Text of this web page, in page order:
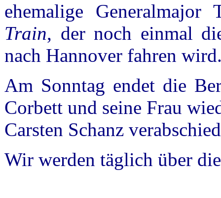
ehemalige
Train, der noch einmal
nach Hannover fahren
Am Sonntag endet die
Corbett und seine Frau
Carsten Schanz
Wir werden täglich über